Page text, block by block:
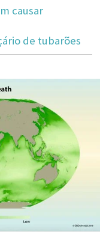
causar
de tubarões